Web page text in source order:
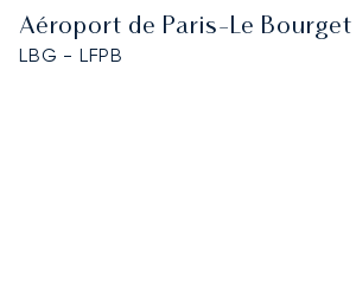
Aéroport de Paris-Le Bourget
LBG - LFPB